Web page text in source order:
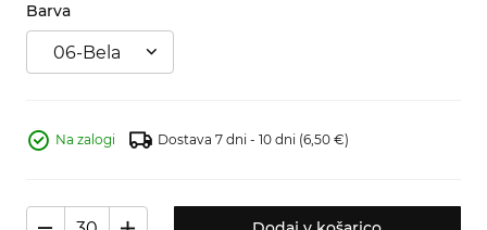
Barva
06-Bela
Na zalogi Dostava 7 dni - 10 dni (6,50 €)